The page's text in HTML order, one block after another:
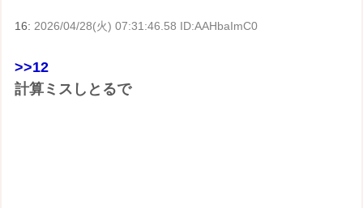
16: 2026/04/28(火) 07:31:46.58 ID:AAHbaImC0
>>12
計算ミスしとるで